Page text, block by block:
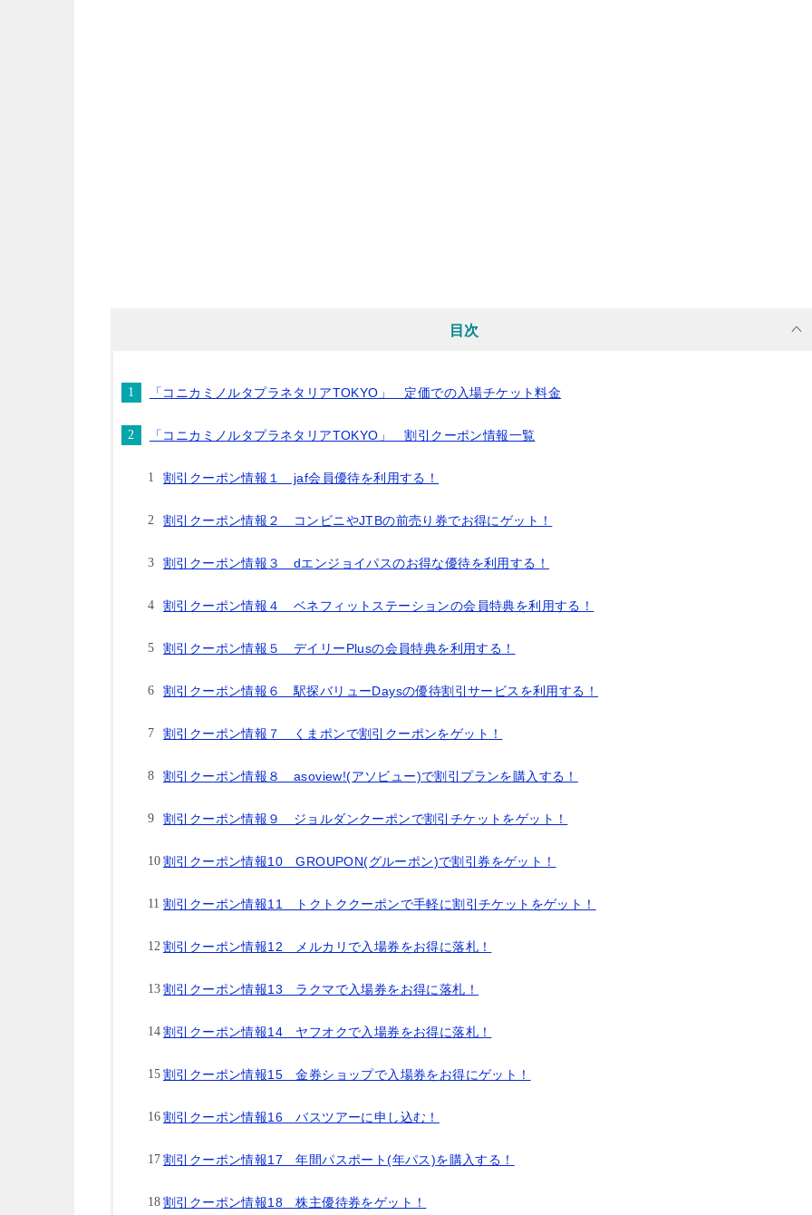
目次
「コニカミノルタプラネタリアTOKYO」 定価での入場チケット料金
「コニカミノルタプラネタリアTOKYO」 割引クーポン情報一覧
割引クーポン情報１ jaf会員優待を利用する！
割引クーポン情報２ コンビニやJTBの前売り券でお得にゲット！
割引クーポン情報３ dエンジョイパスのお得な優待を利用する！
割引クーポン情報４ ベネフィットステーションの会員特典を利用する！
割引クーポン情報５ デイリーPlusの会員特典を利用する！
割引クーポン情報６ 駅探バリューDaysの優待割引サービスを利用する！
割引クーポン情報７ くまポンで割引クーポンをゲット！
割引クーポン情報８ asoview!(アソビュー)で割引プランを購入する！
割引クーポン情報９ ジョルダンクーポンで割引チケットをゲット！
割引クーポン情報10 GROUPON(グルーポン)で割引券をゲット！
割引クーポン情報11 トクトククーポンで手軽に割引チケットをゲット！
割引クーポン情報12 メルカリで入場券をお得に落札！
割引クーポン情報13 ラクマで入場券をお得に落札！
割引クーポン情報14 ヤフオクで入場券をお得に落札！
割引クーポン情報15 金券ショップで入場券をお得にゲット！
割引クーポン情報16 バスツアーに申し込む！
割引クーポン情報17 年間パスポート(年パス)を購入する！
割引クーポン情報18 株主優待券をゲット！